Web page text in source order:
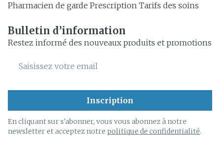
Pharmacien de garde Prescription Tarifs des soins
Bulletin d’information
Restez informé des nouveaux produits et promotions
Adresse mail
Inscription
En cliquant sur s'abonner, vous vous abonnez à notre
newsletter et acceptez notre politique de confidentialité.